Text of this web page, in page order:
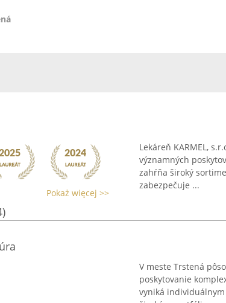
Pokaż więcej >>
Lekáreň KARMEL,
významných
zahŕňa široký
zabezpečuje ...
V meste Trstená
poskytovanie
vyniká